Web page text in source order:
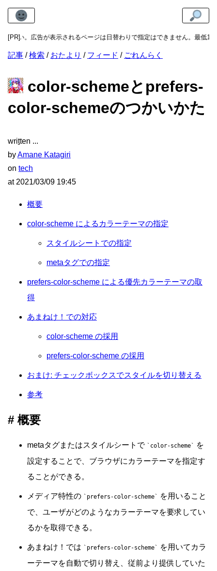
[PR]
。広告が表示されるページは日替わりで指定はできません。最低1週間か
記事 検索 おたより フィード ごれんらく
color-schemeとprefers-
color-schemeのつかいかた
written
byAmane Katagiri
on tech
at 2021/03/09 19:45
概要
color-scheme によるカラーテーマの指定
スタイルシートでの指定
metaタグでの指定
prefers-color-scheme による優先カラーテーマの取
得
あまねけ！での対応
color-scheme の採用
prefers-color-scheme の採用
おまけ: チェックボックスでスタイルを切り替える
参考
概要
metaタグまたはスタイルシートで color-scheme
を
設定することで、ブラウザにカラーテーマを指定す
ることができる。
メディア特性の prefers-color-scheme
を用いること
で、ユーザがどのようなカラーテーマを要求してい
るかを取得できる。
あまねけ！では prefers-color-scheme
を用いてカラ
ーテーマを自動で切り替え、従前より提供していた